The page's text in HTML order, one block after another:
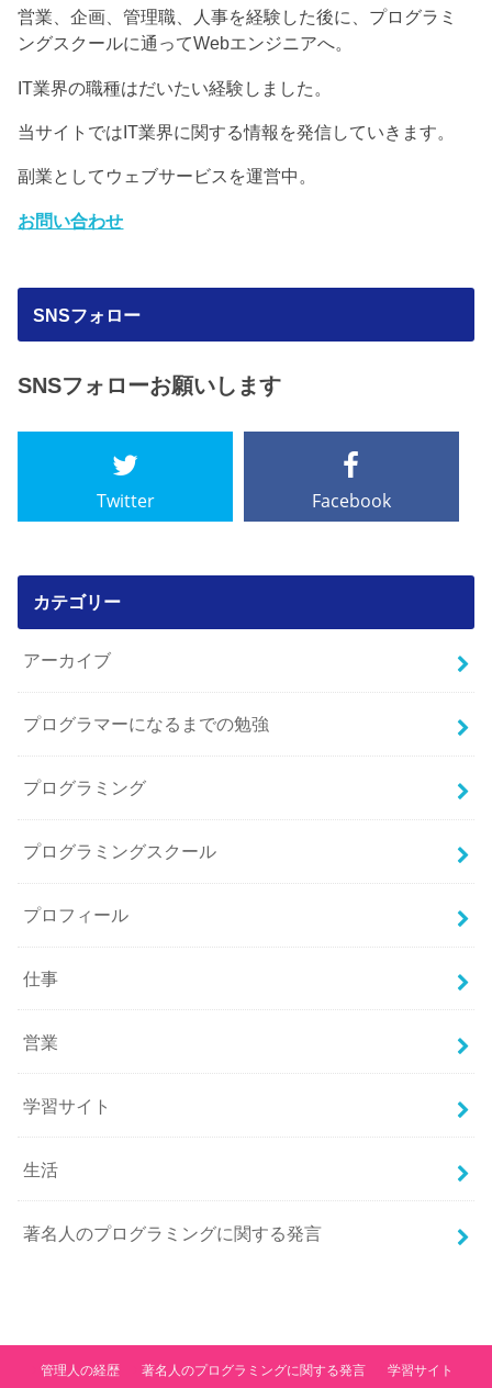
営業、企画、管理職、人事を経験した後に、プログラミ
ングスクールに通ってWebエンジニアへ。
IT業界の職種はだいたい経験しました。
当サイトではIT業界に関する情報を発信していきます。
副業としてウェブサービスを運営中。
お問い合わせ
SNSフォロー
SNSフォローお願いします
Twitter Facebook
カテゴリー
アーカイブ
プログラマーになるまでの勉強
プログラミング
プログラミングスクール
プロフィール
仕事
営業
学習サイト
生活
著名人のプログラミングに関する発言
管理人の経歴 著名人のプログラミングに関する発言 学習サイト